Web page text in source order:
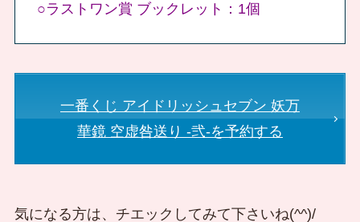
○ラストワン賞 ブックレット：1個
一番くじ アイドリッシュセブン 妖万
華鏡 空虚咎送り -弐-を予約する
気になる方は、チエックしてみて下さいね(^^)/